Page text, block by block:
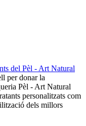
per donar la
Pèl - Art Natural
personalitzats com
dels millors